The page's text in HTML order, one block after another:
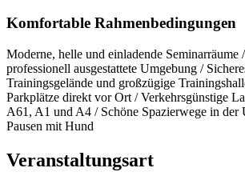
Komfortable Rahmenbedingungen
Moderne, helle und einladende Seminarräume
professionell ausgestattete Umgebung /
Trainingsgelände und großzügige
Parkplätze direkt vor Ort / Verkehrsgünstige
A61, A1 und A4 / Schöne Spazierwege in der
Pausen mit Hund
Veranstaltungsart